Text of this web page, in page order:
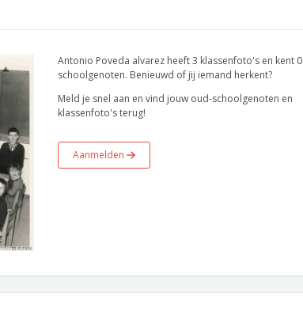
Antonio Poveda alvarez heeft 3 klassenfoto's en kent 0
schoolgenoten. Benieuwd of jij iemand herkent?
Meld je snel aan en vind jouw oud-schoolgenoten en
klassenfoto's terug!
Aanmelden